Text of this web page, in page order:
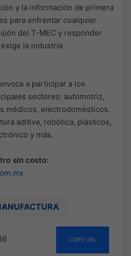
y la información de primera
para enfrentar cualquier
del T-MEC y responder
la industria
a participar a los
sectores: automotriz,
médicos, electrodomésticos.
aditiva, robótica, plásticos,
y más.
sin costo:
COPY URL